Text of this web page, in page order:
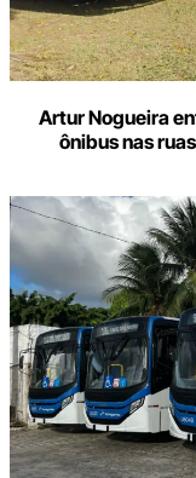
Artur Nogueira
ônibus nas